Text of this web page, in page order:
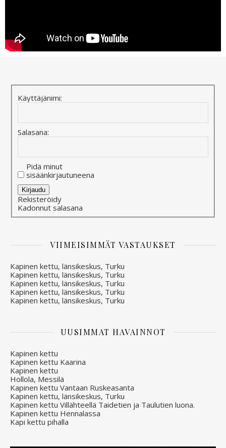
Käyttäjänimi:
Salasana:
Pidä minut
sisäänkirjautuneena
Alternative:
Kirjaudu
Rekisteröidy
Kadonnut salasana
VIIMEISIMMÄT VASTAUKSET
Kapinen kettu, länsikeskus, Turku
Kapinen kettu, länsikeskus, Turku
Kapinen kettu, länsikeskus, Turku
Kapinen kettu, länsikeskus, Turku
Kapinen kettu, länsikeskus, Turku
UUSIMMAT HAVAINNOT
Kapinen kettu
Kapinen kettu Kaarina
Kapinen kettu
Hollola, Messilä
Kapinen kettu Vantaan Ruskeasanta
Kapinen kettu, länsikeskus, Turku
Kapinen kettu Villähteellä Taidetien ja Taulutien luona.
Kapinen kettu Hennalassa
Kapi kettu pihalla